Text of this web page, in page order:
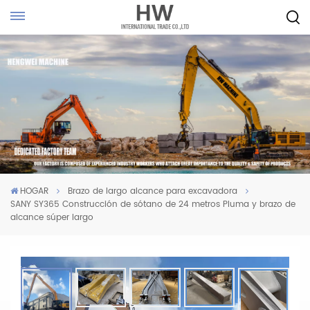
HOGAR
Brazo de largo alcance para excavadora
SANY SY365 Construcción de sótano de 24 metros Pluma y brazo de
alcance súper largo